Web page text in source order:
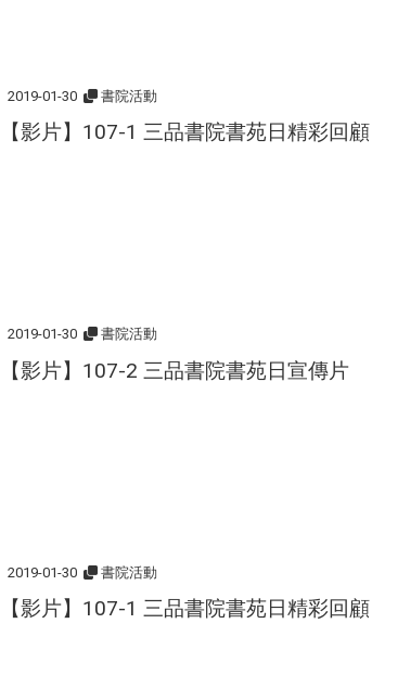
2019-01-30 書院活動
【影片】107-1 三品書院書苑日精彩回顧
2019-01-30 書院活動
【影片】107-2 三品書院書苑日宣傳片
2019-01-30 書院活動
【影片】107-1 三品書院書苑日精彩回顧